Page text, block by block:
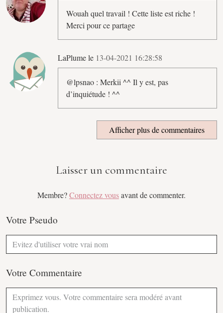
Wouah quel travail ! Cette liste est riche !
Merci pour ce partage
LaPlume le 13-04-2021 16:28:58
@lpsnao : Merkii ^^ Il y est, pas
d’inquiétude ! ^^
Afficher plus de commentaires
Laisser un commentaire
Membre?Connectez vousavant de commenter.
Votre Pseudo
Votre Commentaire